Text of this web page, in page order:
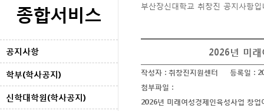
종합서비스
공지사항
학부(학사공지)
신학대학원(학사공지)
부산장신대학교 취창진 공지사항입
2026년 미
작성자 : 취창진지원센터 등록일 :
첨부파일 :
2026년 미래여성경제인육성사업 창